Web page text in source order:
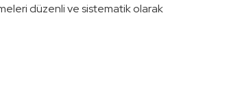
düzenli ve sistematik olarak